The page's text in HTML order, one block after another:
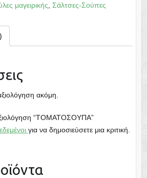
μαγειρικής Σάλτσες-Σούπες
ακόμη.
“ΤΟΜΑΤΟΣΟΥΠΑ”
για να δημοσιεύσετε μια κριτική.